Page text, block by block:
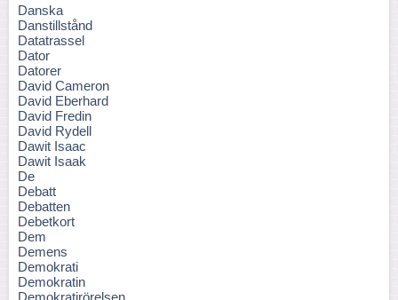
Danska
Danstillstånd
Datatrassel
Dator
Datorer
David Cameron
David Eberhard
David Fredin
David Rydell
Dawit Isaac
Dawit Isaak
De
Debatt
Debatten
Debetkort
Dem
Demens
Demokrati
Demokratin
Demokratirörelsen